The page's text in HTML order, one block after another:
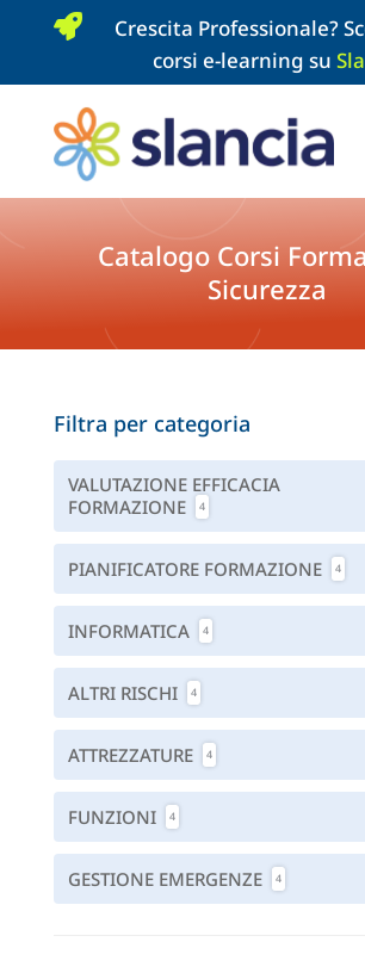

Crescita Professionale?
corsi e-learning su
Catalogo Corsi
Sicurezza
Filtra per categoria
VALUTAZIONE EFFICACIA
FORMAZIONE
4
PIANIFICATORE FORMAZIONE 4
INFORMATICA 4
ALTRI RISCHI 4
ATTREZZATURE 4
FUNZIONI 4
GESTIONE EMERGENZE 4